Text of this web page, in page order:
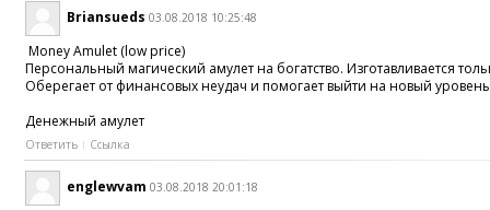
Briansueds 03.08.2018 10:25:48
Money Amulet (low price)
Персональный магический амулет на богатство. Изготавливается
Оберегает от финансовых неудач и помогает выйти на новый
Денежный амулет
Ответить Ссылка
englewvam 03.08.2018 20:01:18